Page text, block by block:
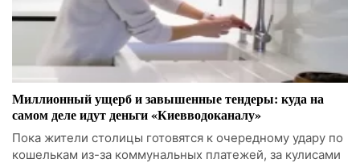
Миллионный ущерб и завышенные тендеры: куда на
самом деле идут деньги «Киевводоканалу»
Пока жители столицы готовятся к очередному удару по
кошелькам из-за коммунальных платежей, за кулисами